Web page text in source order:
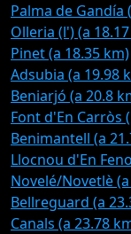
Palma de Gandía
Olleria (l') (a
Pinet (a 18.35 km)
Adsubia (a 19.98
Beniarjó (a 20.8
Font d'En Carròs
Benimantell (a
Llocnou d'En
Novelé/Novetlè
Bellreguard (a
Canals (a 23.78